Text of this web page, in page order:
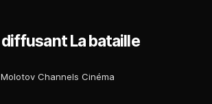
La bataille
Molotov Channels Cinéma